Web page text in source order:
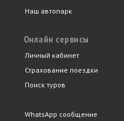
Наш автопарк
Онлайн сервисы
Личный кабинет
Страхование поездки
Поиск туров
WhatsApp сообщение